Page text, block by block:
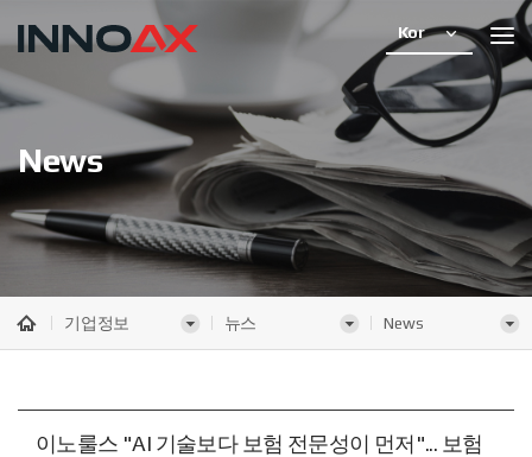
Kor
News
기업정보 뉴스 News
이노룰스 "AI 기술보다 보험 전문성이 먼저"... 보험